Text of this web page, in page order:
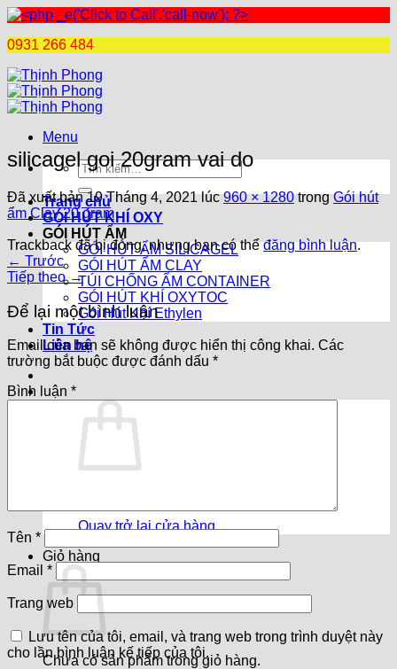
0931 266 484
Chuyển
đến
nội
Menu
Tìm
kiếm:
Trang chủ
GÓI HÚT KHÍ OXY
GÓI HÚT ẨM
GÓI HÚT ẨM SILICAGEL
GÓI HÚT ẨM CLAY
TÚI CHỐNG ẨM CONTAINER
GÓI HÚT KHÍ OXYTOC
Gói Hút Khí Ethylen
Tin Tức
Liên hệ
Quay trở lại cửa hàng
Giỏ hàng
Chưa có sản phẩm trong giỏ hàng.
silicagel goi 20gram vai do
Đã xuất bản19 Tháng 4, 2021lúc960 × 1280trongGói hút
ẩm Clay 20 gram
Trackback đã bị đóng, nhưng bạn có thểđăng bình luận.
← Trước
Tiếp theo →
Để lại một bình luận
Email của bạn sẽ không được hiển thị công khai. Các
trường bắt buộc được đánh dấu *
Bình luận *
Tên *
Email *
Trang web
Lưu tên của tôi, email, và trang web trong trình duyệt này
cho lần bình luận kế tiếp của tôi.